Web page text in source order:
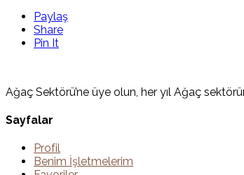
Paylaş
Share
Pin It
Ağaç Sektörü’ne üye olun, her yıl Ağaç
Sayfalar
Profil
Benim İşletmelerim